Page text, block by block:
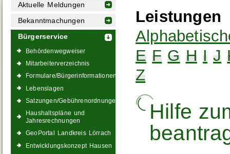
Aktuelle Meldungen
Bekanntmachungen
Bürgerservice
Behördenwegweiser
Mitarbeiterverzeichnis
Formulare/Bürgerinformationen
Lebenslagen
Satzungen/Gebührenordnungen
Haushaltspläne und
Jahresrechnungen
GeoPortal Landkreis Lörrach
Entwicklungskonzept Hausen
Leistungen
E F G H I J
Z
Hilfe